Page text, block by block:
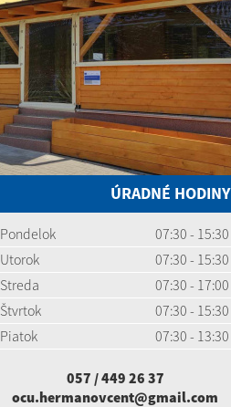
ÚRADNÉ HODINY
Pondelok
07:30 - 15:30
Utorok
07:30 - 15:30
Streda
07:30 - 17:00
Štvrtok
07:30 - 15:30
Piatok
07:30 - 13:30
057 / 449 26 37
ocu.hermanovcent@gmail.com